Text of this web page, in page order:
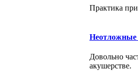
Практика
Неотложные
Довольно
акушерстве.